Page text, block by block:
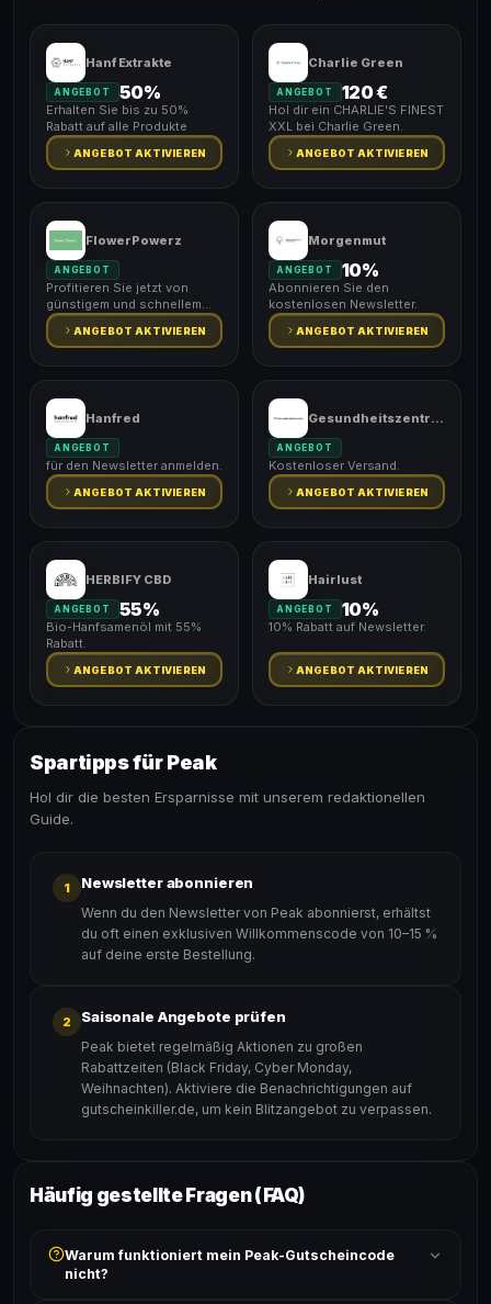
Hanf Extrakte
ANGEBOT 50%
Erhalten Sie bis zu 50%
Rabatt auf alle Produkte
ANGEBOT AKTIVIEREN
Charlie Green
ANGEBOT 120 €
Hol dir ein CHARLIE'S FINEST
XXL bei Charlie Green.
ANGEBOT AKTIVIEREN
FlowerPowerz
ANGEBOT
Profitieren Sie jetzt von
günstigem und schnellem
Versand.
ANGEBOT AKTIVIEREN
Morgenmut
ANGEBOT 10%
Abonnieren Sie den
kostenlosen Newsletter.
ANGEBOT AKTIVIEREN
Hanfred
ANGEBOT
für den Newsletter anmelden.
ANGEBOT AKTIVIEREN
Gesundheitszentrale
ANGEBOT
Kostenloser Versand.
ANGEBOT AKTIVIEREN
HERBIFY CBD
ANGEBOT 55%
Bio-Hanfsamenöl mit 55%
Rabatt.
ANGEBOT AKTIVIEREN
Hairlust
ANGEBOT 10%
10% Rabatt auf Newsletter.
ANGEBOT AKTIVIEREN
Spartipps für Peak
Hol dir die besten Ersparnisse mit unserem redaktionellen
Guide.
1 Newsletter abonnieren
Wenn du den Newsletter von Peak abonnierst, erhältst
du oft einen exklusiven Willkommenscode von 10–15 %
auf deine erste Bestellung.
2 Saisonale Angebote prüfen
Peak bietet regelmäßig Aktionen zu großen
Rabattzeiten (Black Friday, Cyber Monday,
Weihnachten). Aktiviere die Benachrichtigungen auf
gutscheinkiller.de, um kein Blitzangebot zu verpassen.
Häufig gestellte Fragen (FAQ)
Warum funktioniert mein Peak-Gutscheincode
nicht?